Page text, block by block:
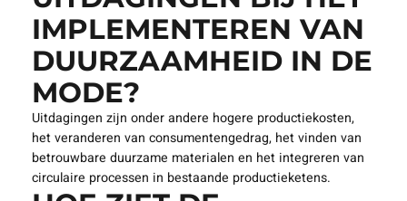
IMPLEMENTEREN VAN
DUURZAAMHEID IN DE
MODE?
Uitdagingen zijn onder andere hogere productiekosten,
het veranderen van consumentengedrag, het vinden van
betrouwbare duurzame materialen en het integreren van
circulaire processen in bestaande productieketens.